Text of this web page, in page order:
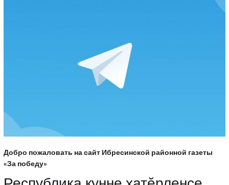
Добро пожаловать на сайт Ибресинской районной газеты
«За победу»